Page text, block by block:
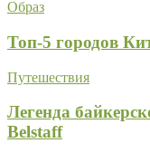
Образ
Топ-5 городов
Путешествия
Легенда
Belstaff